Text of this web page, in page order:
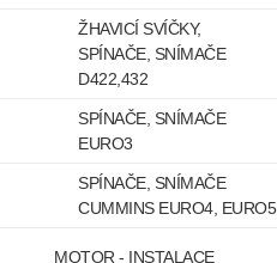
ŽHAVICÍ SVÍČKY,
SPÍNAČE, SNÍMAČE
D422,432
SPÍNAČE, SNÍMAČE
EURO3
SPÍNAČE, SNÍMAČE
CUMMINS EURO4, EURO5
MOTOR - INSTALACE